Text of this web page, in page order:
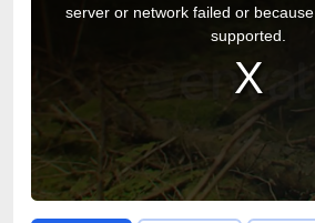
server or network failed or
supported.